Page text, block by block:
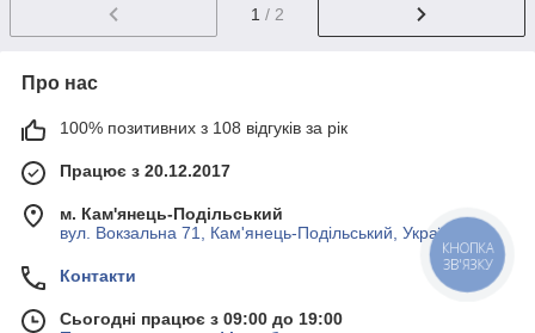
1 / 2
Про нас
100% позитивних з 108 відгуків за рік
Працює з 20.12.2017
м. Кам'янець-Подільський
вул. Вокзальна 71, Кам'янець-Подільський, Україна
Контакти
Сьогодні працює з 09:00 до 19:00
КНОПКА
ЗВ'ЯЗКУ